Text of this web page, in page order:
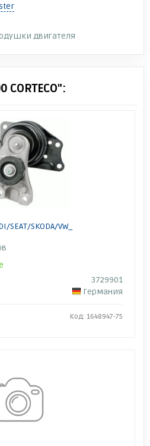
двигателя
SKODA/VW_
3729901
Германия
Код: 1648947-75